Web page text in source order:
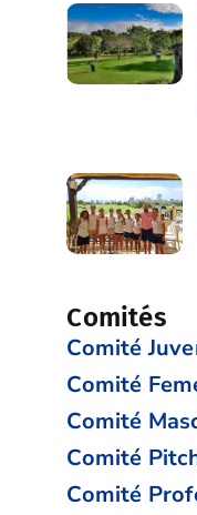
Comités
Comité
Comité
Comité
Comité
Comité